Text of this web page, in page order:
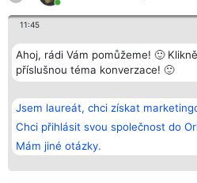
11:45
Ahoj, rádi Vám pomůžeme! 🙂
příslušnou téma konverzace! 🙂
Jsem laureát, chci získat
Chci přihlásit svou společnost do
Mám jiné otázky.
Bright Side Solutions sp. z o.
o. sp. k.
ul. Ruska 22
Wrocław 50-079
KRS 0000749100 | Regon
381313360 | NIP 8943132676
Vítězové
Seznam
laureátů
Zásady
Zásady